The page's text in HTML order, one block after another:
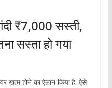
₹7,000 सस्ती,
सस्ता हो गया
खत्म होने का ऐलान किया है. ऐसे